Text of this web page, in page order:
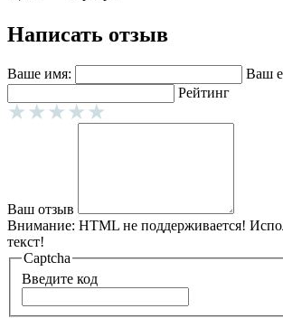
Написать отзыв
Ваше имя:
Ваш
Рейтинг
Ваш отзыв
Внимание: HTML не поддерживается!
текст!
Captcha
Введите код